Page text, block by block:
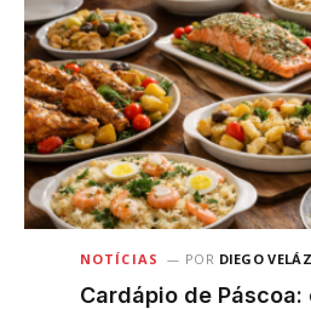
NOTÍCIAS POR DIEGO
Cardápio de Páscoa: